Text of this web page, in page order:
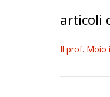
articoli
Il prof. Moio